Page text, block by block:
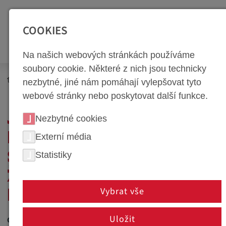
Zur Top Navigation springen [Alt+1]Zur Hauptnavigation
Newsroom Firemní blog Technologický blog
JÜRGENOVO
DOBRODRUŽSTVÍ, JAK
SE STÁT NÁSTROJAŘEM:
ŽIVOTOPIS JAKO Z
ROMÁNU
02. září 2024
COOKIES
Na našich webových stránkách používáme
soubory cookie. Některé z nich jsou technicky
nezbytné, jiné nám pomáhají vylepšovat tyto
webové stránky nebo poskytovat další funkce.
Nezbytné cookies
Externí média
Statistiky
Vybrat vše
Uložit